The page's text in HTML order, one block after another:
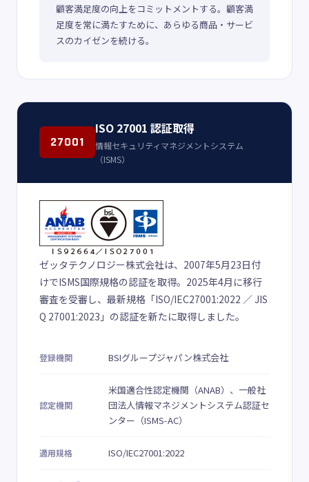
顧客満足度の向上をコミットメントする。顧客満
足度を常に満たすために、あらゆる商品・サービ
スのカイゼンを続ける。
27001
ISO 27001 認証取得
情報セキュリティマネジメントシステム
（ISMS）
ゼッタテクノロジー株式会社は、2007年5月23日付
けでISMS国際規格の認証を取得。2025年4月に移行
審査を受審し、最新規格「ISO/IEC27001:2022 ／ JIS
Q 27001:2023」の認証を新たに取得しました。
登録機関 BSIグループジャパン株式会社
認定機関
米国適合性認定機関（ANAB）、一般社
団法人情報マネジメントシステム認証セ
ンター（ISMS-AC）
適用規格 ISO/IEC27001:2022